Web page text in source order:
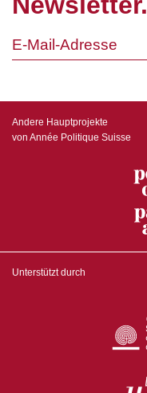
Andere Hauptprojekte
von Année Politique Suisse
Unterstützt durch